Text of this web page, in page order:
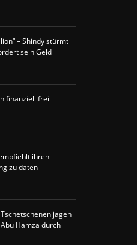
– Shindy stürmt
sein Geld
finanziell frei
ihren
zu daten
jagen
Hamza durch